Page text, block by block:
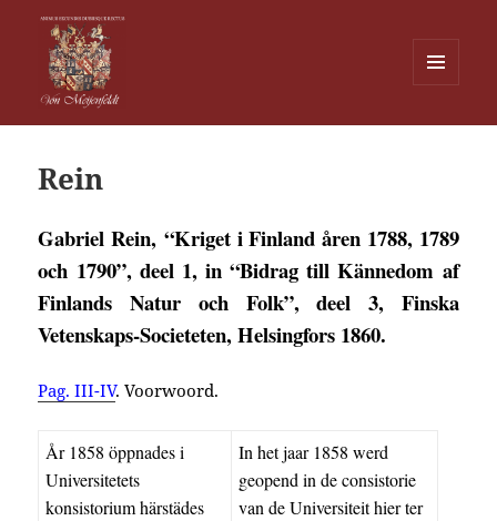
WIDGETS
Rein
Gabriel Rein, “Kriget i Finland åren 1788, 1789
och 1790”, deel 1, in “Bidrag till Kännedom af
Finlands Natur och Folk”, deel 3, Finska
Vetenskaps-Societeten, Helsingfors 1860.
Pag. III-IV. Voorwoord.
År 1858 öppnades i
Universitetets
konsistorium härstädes
In het jaar 1858 werd
geopend in de consistorie
van de Universiteit hier ter